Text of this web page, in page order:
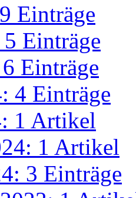
Einträge
Einträge
Einträge
4 Einträge
1 Artikel
1 Artikel
3 Einträge